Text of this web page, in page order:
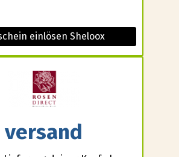
einlösen Sheloox
versand